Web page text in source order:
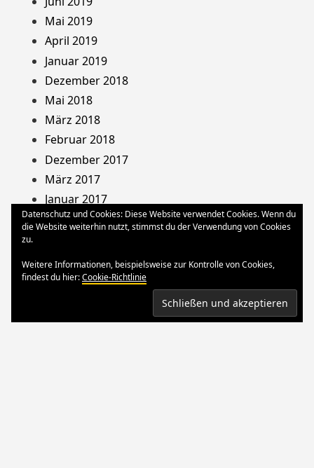
Mai 2019
April 2019
Januar 2019
Dezember 2018
Mai 2018
März 2018
Februar 2018
Dezember 2017
März 2017
Januar 2017
August 2013
Oktober 2012
März 2012
Datenschutz und Cookies: Diese Website verwendet Cookies. Wenn du
die Website weiterhin nutzt, stimmst du der Verwendung von Cookies
zu.
Weitere Informationen, beispielsweise zur Kontrolle von Cookies,
findest du hier:Cookie-Richtlinie